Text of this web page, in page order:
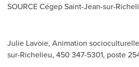
SOURCE CégepSaint-Jean-sur-
Julie Lavoie, Animation
sur-Richelieu, 450 347-5301, poste